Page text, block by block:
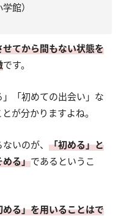
館）
てから間もない状態を
です。
「初めての出会い」な
が分かりますよね。
いのが、 「初める」と
める」であるというこ
る」を用いることはで